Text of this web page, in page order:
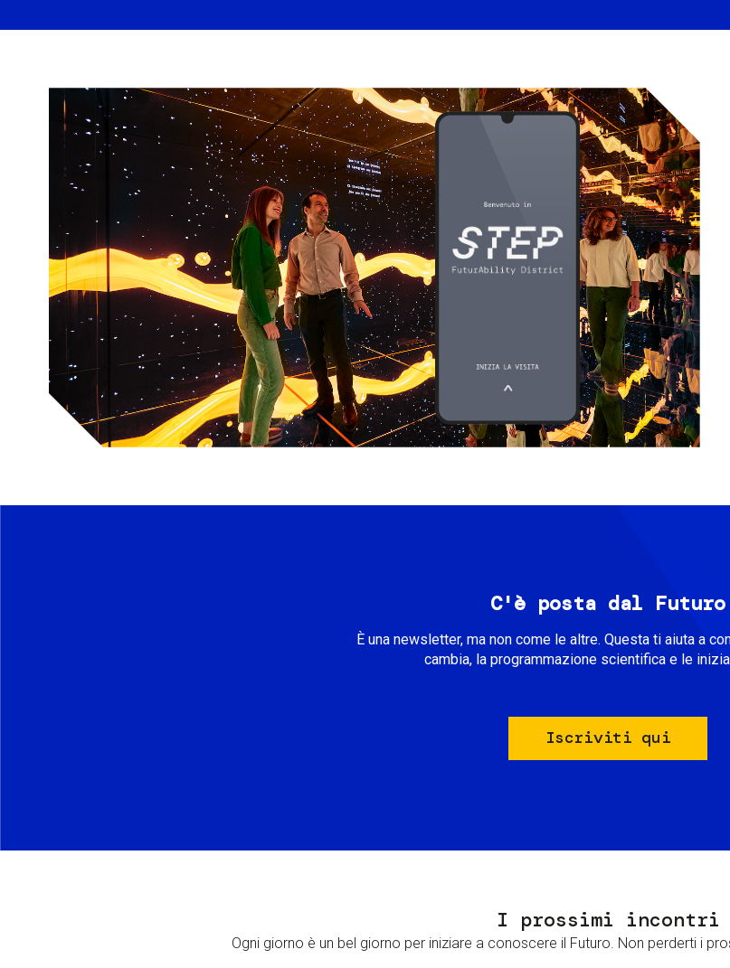
C'è posta dal Futuro
È una newsletter, ma non come le altre. Questa ti aiuta a
cambia, la programmazione scientifica e le
Iscriviti qui
I prossimi incontri
Ogni giorno è un bel giorno per iniziare a conoscere il Futuro. Non perderti i